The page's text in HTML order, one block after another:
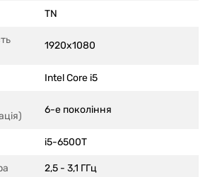
TN
1920x1080
Intel Core i5
6-е покоління
i5-6500T
2,5 - 3,1 ГГц